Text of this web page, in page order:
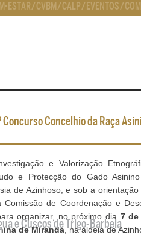
ESTAR/CVBM/CALP/ EVENTOS/
Concurso Concelhio da Raça
e Valorização
e Protecção do Gado
de Azinhoso, e sob a
de Coordenação e
organizar, no próximo dia 7 de
de Miranda , na aldeia de
e Cuscos de Trigo-Barbela